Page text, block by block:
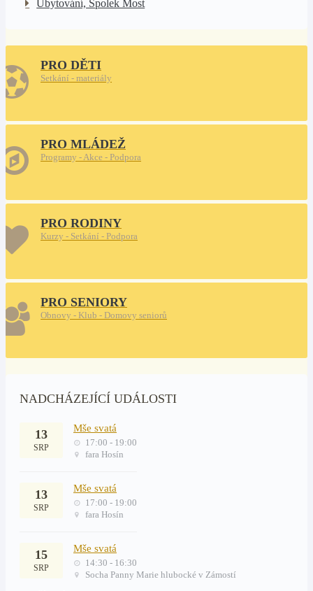
Ubytování, Spolek Most
PRO DĚTI
Setkání - materiály
PRO MLÁDEŽ
Programy - Akce - Podpora
PRO RODINY
Kurzy - Setkání - Podpora
PRO SENIORY
Obnovy - Klub - Domovy seniorů
NADCHÁZEJÍCÍ UDÁLOSTI
13
SRP
Mše svatá
17:00 - 19:00
fara Hosín
13
SRP
Mše svatá
17:00 - 19:00
fara Hosín
15
SRP
Mše svatá
14:30 - 16:30
Socha Panny Marie hlubocké v Zámostí